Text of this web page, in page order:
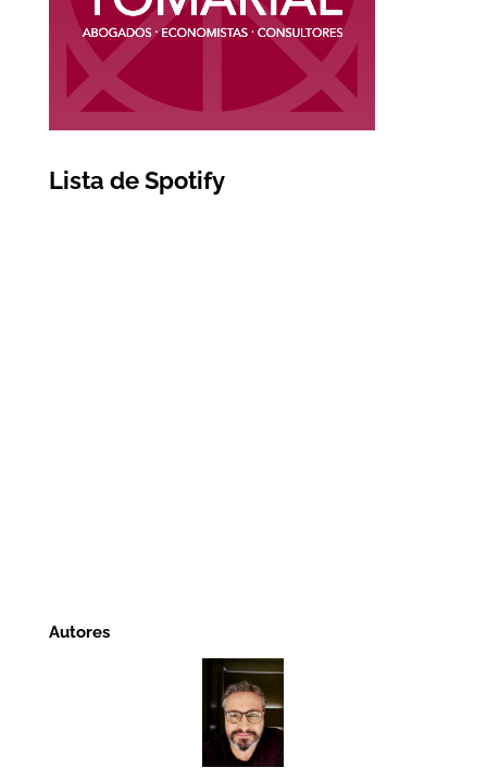
Lista de Spotify
Autores